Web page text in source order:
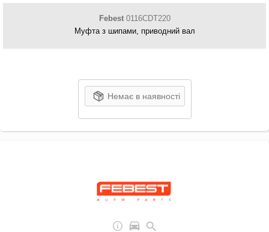
Febest0116CDT220
Муфта з шипами, приводний вал
Немає в наявності